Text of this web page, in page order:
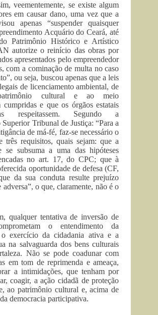
veementemente, se existe algum
em causar dano, uma vez que a
apenas “suspender quaisquer
Acquário do Ceará, até
Patrimônio Histórico e Artístico
autorize o reinício das obras por
apresentados pelo empreendedor
com a cominação de multa no caso
ou seja, buscou apenas que a leis
de licenciamento ambiental, de
cultural e ao meio
cumpridas e que os órgãos estatais
respeitassem. Segundo a
Tribunal de Justiça: “Para a
de má-fé, faz-se necessário o
três requisitos, quais sejam: que a
se subsuma a uma das hipóteses
no art. 17, do CPC; que à
oportunidade de defesa (CF,
da sua conduta resulte prejuízo
adversa”, o que, claramente, não é o
qualquer tentativa de inversão de
o entendimento da
o exercício da cidadania ativa e a
na salvaguarda dos bens culturais
Não se pode coadunar com
em tom de reprimenda e ameaça,
a intimidações, que tenham por
coagir, a ação cidadã de proteção
ao patrimônio cultural e, acima de
democracia participativa.